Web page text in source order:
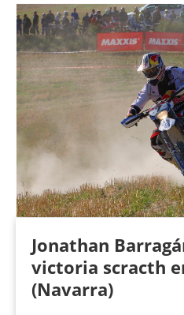
Jonathan
victoria scracth
(Navarra)